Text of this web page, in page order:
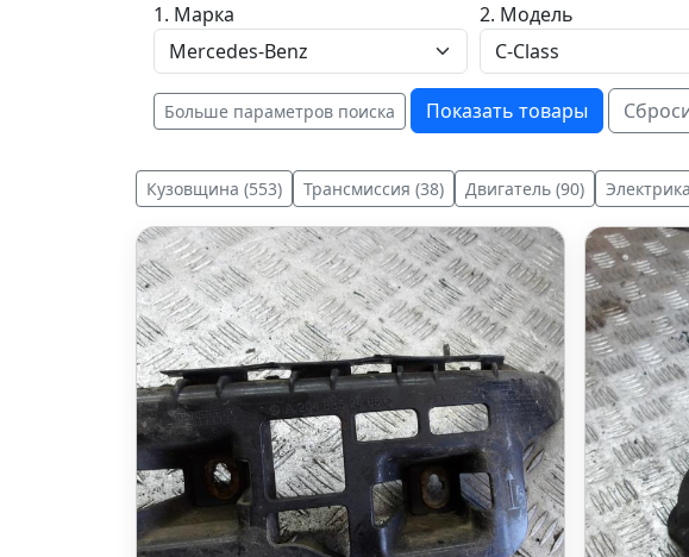
1. Марка
2. Модель
Больше параметров поиска Показать товары
Кузовщина (553) Трансмиссия (38) Двигатель (90)